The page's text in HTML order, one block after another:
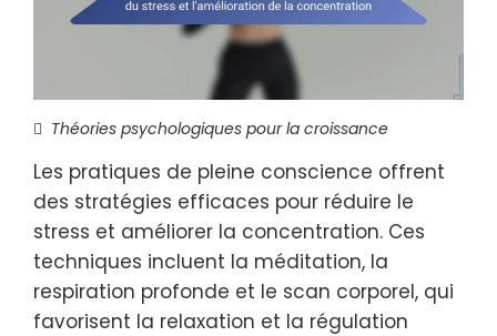
Théories psychologiques pour la croissance
Les pratiques de pleine conscience offrent
des stratégies efficaces pour réduire le
stress et améliorer la concentration. Ces
techniques incluent la méditation, la
respiration profonde et le scan corporel, qui
favorisent la relaxation et la régulation